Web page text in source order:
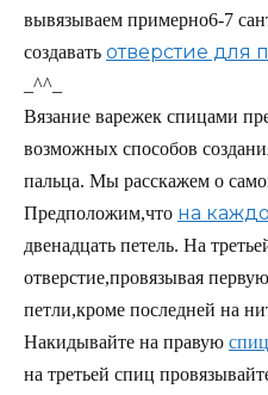
вывязываем примерно6-7
создавать отверстие для
_^^_
Вязание варежек спицами
возможных способов
пальца. Мы расскажем о
Предположим,что на
двенадцать петель. На
отверстие,провязывая
петли,кроме последней на
Накидывайте на правую
на третьей спиц